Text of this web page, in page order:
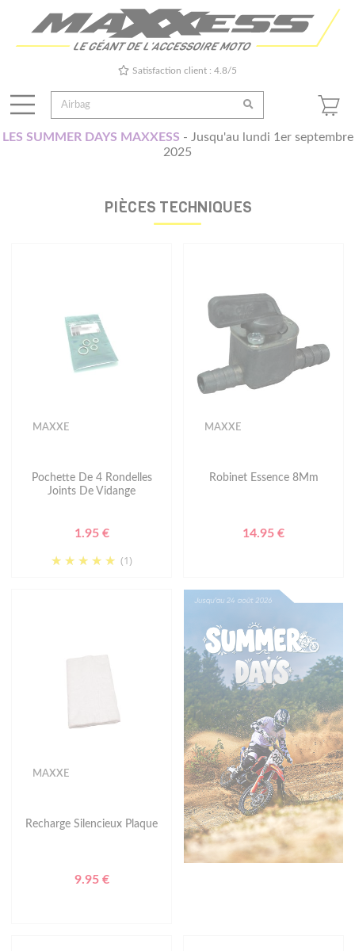
Satisfaction client : 4.8/5
LES SUMMER DAYS MAXXESS - Jusqu'au lundi 1er septembre
2025
PIÈCES TECHNIQUES
MAXXE
Pochette De 4 Rondelles
Joints De Vidange
1.95 €
(1)
MAXXE
Robinet Essence 8Mm
14.95 €
MAXXE
Recharge Silencieux Plaque
9.95 €